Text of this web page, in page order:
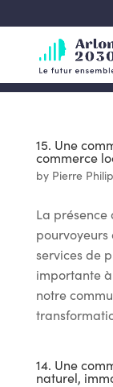
15. Une
commerce
by Pierre
La présence
pourvoyeurs
services de
importante
notre
14. Une
naturel,